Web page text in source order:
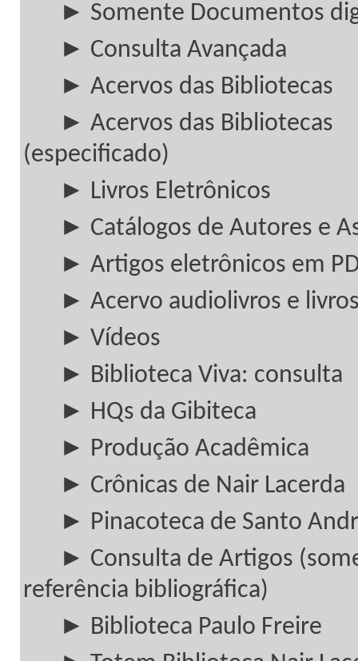
► Somente Documentos
► Consulta Avançada
► Acervos das Bibliotecas
► Acervos das Bibliotecas
(especificado)
► Livros Eletrônicos
► Catálogos de Autores e
► Artigos eletrônicos em
► Acervo audiolivros e
► Vídeos
► Biblioteca Viva: consulta
► HQs da Gibiteca
► Produção Acadêmica
► Crônicas de Nair Lacerda
► Pinacoteca de Santo
► Consulta de Artigos
referência bibliográfica)
► Biblioteca Paulo Freire